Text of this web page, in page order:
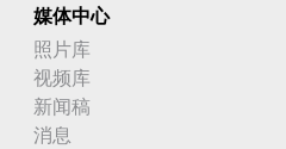
媒体中心
照片库
视频库
新闻稿
消息